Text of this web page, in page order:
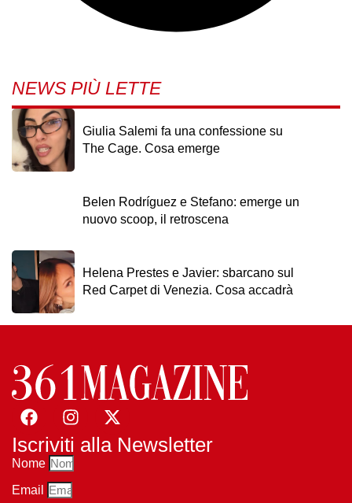
NEWS PIÙ LETTE
Giulia Salemi fa una confessione su
The Cage. Cosa emerge
Belen Rodríguez e Stefano: emerge un
nuovo scoop, il retroscena
Helena Prestes e Javier: sbarcano sul
Red Carpet di Venezia. Cosa accadrà
Iscriviti alla Newsletter
Nome
Email